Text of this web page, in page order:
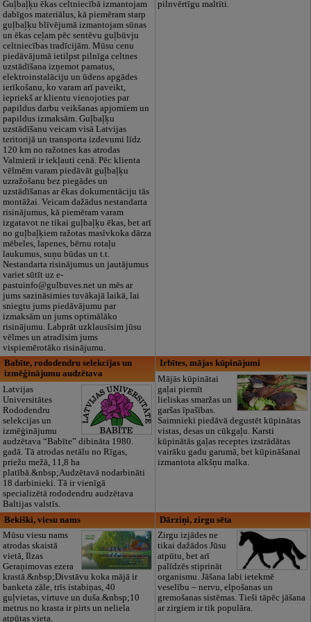
Guļbaļķu ēkas celtniecībā izmantojam
dabīgos materiālus, kā piemēram starp
guļbaļķu blīvējumā izmantojam sūnas
un ēkas ceļam pēc sentēvu guļbūvju
celtniecības tradīcijām. Mūsu cenu
piedāvājumā ietilpst pilnīga celtnes
uzstādīšana izņemot pamatus,
elektroinstalāciju un ūdens apgādes
ierīkošanu, ko varam arī paveikt,
iepriekš ar klientu vienojoties par
papildus darbu veikšanas apjomiem un
papildus izmaksām. Guļbaļķu
uzstādīšanu veicam visā Latvijas
teritorijā un transporta izdevumi līdz
120 km no ražotnes kas atrodas
Valmierā ir iekļauti cenā. Pēc klienta
vēlmēm varam piedāvāt guļbaļķu
uzražošanu bez piegādes un
uzstādīšanas ar ēkas dokumentāciju tās
montāžai. Veicam dažādus nestandarta
risinājumus, kā piemēram varam
izgatavot ne tikai guļbaļķu ēkas, bet arī
no guļbaļķiem ražotas masīvkoka dārza
mēbeles, lapenes, bērnu rotaļu
laukumus, suņu būdas un t.t.
Nestandarta risinājumus un jautājumus
variet sūtīt uz e-
pastuinfo@gulbuves.net un mēs ar
jums sazināsimies tuvākajā laikā, lai
sniegtu jums piedāvājumu par
izmaksām un jums optimālāko
risinājumu. Labprāt uzklausīsim jūsu
vēlmes un atradīsim jums
vispiemērotāko risinājumu.
pilnvērtīgu maltīti.
Babīte, rododendru selekcijas un
izmēģinājumu audzētava
Latvijas
Universitātes
Rododendru
selekcijas un
izmēģinājumu
audzētava “Babīte” dibināta 1980.
gadā. Tā atrodas netālu no Rīgas,
priežu mežā, 11,8 ha
platībā.&nbsp;Audzētavā nodarbināti
18 darbinieki. Tā ir vienīgā
specializētā rododendru audzētava
Baltijas valstīs.
Irbītes, mājas kūpinājumi
Mājās kūpinātai
gaļai piemīt
lieliskas smaržas un
garšas īpašības.
Saimnieki piedāvā degustēt kūpinātas
vistas, desas un cūkgaļu. Karsti
kūpinātās gaļas receptes izstrādātas
vairāku gadu garumā, bet kūpināšanai
izmantota alkšņu malka.
Bekiški, viesu nams
Mūsu viesu nams
atrodas skaistā
vietā, Ilzas
Geraņimovas ezera
krastā.&nbsp;Divstāvu koka mājā ir
banketa zāle, trīs istabiņas, 40
guļvietas, virtuve un duša.&nbsp;10
metrus no krasta ir pirts un neliela
atpūtas vieta.
Dārziņi, zirgu sēta
Zirgu izjādes ne
tikai dažādos Jūsu
atpūtu, bet arī
palīdzēs stiprināt
organismu. Jāšana labi ietekmē
veselību – nervu, elpošanas un
gremošanas sistēmas. Tieši tāpēc jāšana
ar zirgiem ir tik populāra.